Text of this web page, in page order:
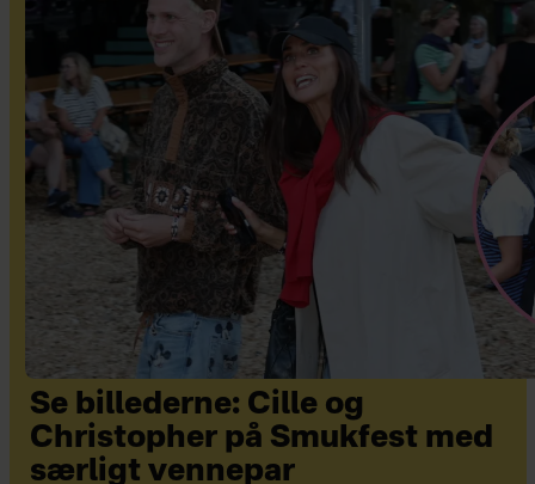
Se billederne: Cille og
Christopher på Smukfest med
særligt vennepar